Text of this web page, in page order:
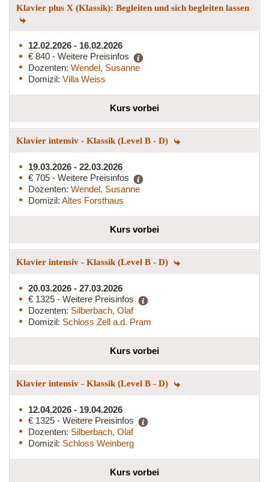
Klavier plus X (Klassik): Begleiten und sich begleiten lassen
12.02.2026 - 16.02.2026
€ 840 - Weitere Preisinfos
Dozenten: Wendel, Susanne
Domizil: Villa Weiss
Kurs vorbei
Klavier intensiv - Klassik (Level B - D)
19.03.2026 - 22.03.2026
€ 705 - Weitere Preisinfos
Dozenten: Wendel, Susanne
Domizil: Altes Forsthaus
Kurs vorbei
Klavier intensiv - Klassik (Level B - D)
20.03.2026 - 27.03.2026
€ 1325 - Weitere Preisinfos
Dozenten: Silberbach, Olaf
Domizil: Schloss Zell a.d. Pram
Kurs vorbei
Klavier intensiv - Klassik (Level B - D)
12.04.2026 - 19.04.2026
€ 1325 - Weitere Preisinfos
Dozenten: Silberbach, Olaf
Domizil: Schloss Weinberg
Kurs vorbei